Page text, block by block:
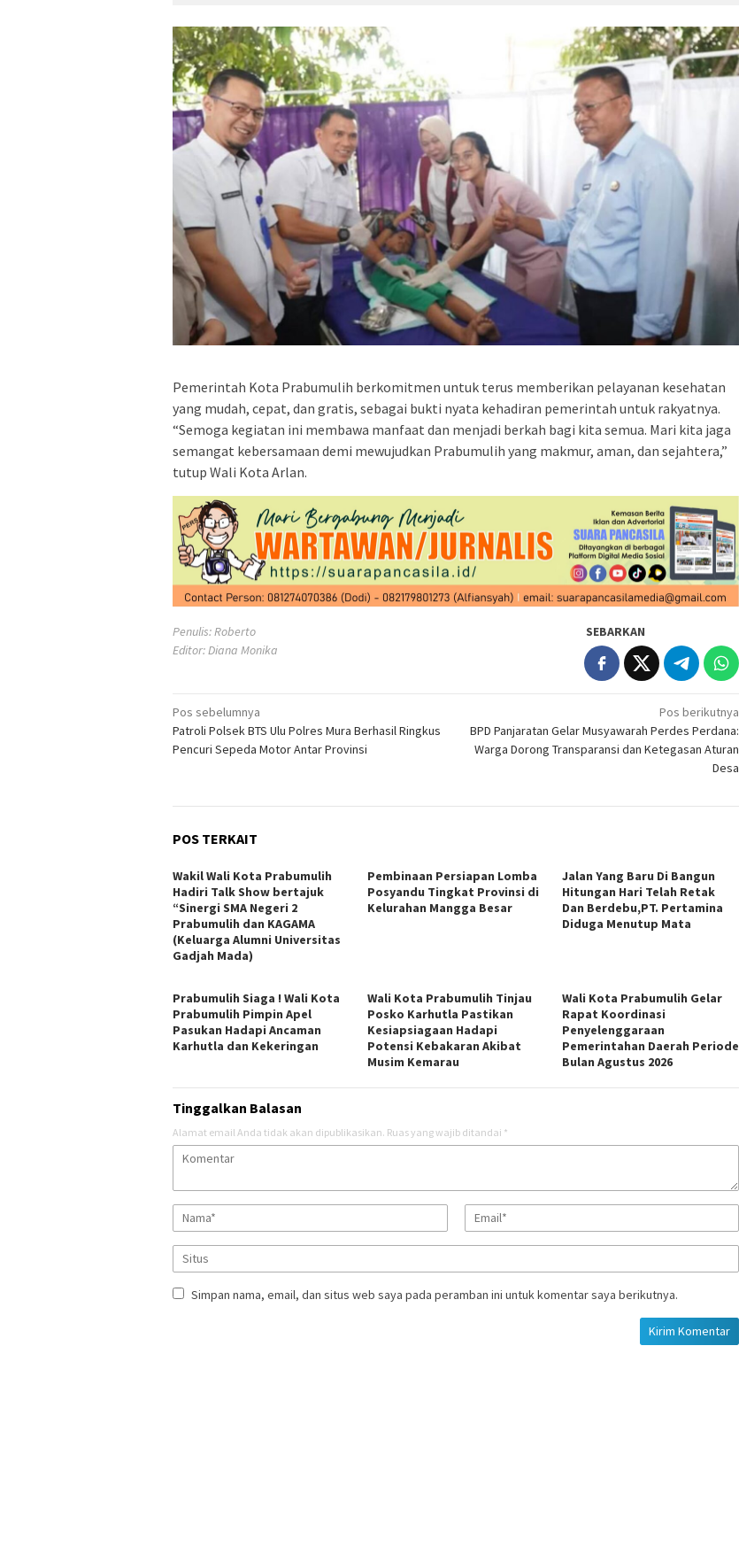
Pemerintah Kota Prabumulih berkomitmen untuk terus memberikan pelayanan kesehatan
yang mudah, cepat, dan gratis, sebagai bukti nyata kehadiran pemerintah untuk rakyatnya.
“Semoga kegiatan ini membawa manfaat dan menjadi berkah bagi kita semua. Mari kita jaga
semangat kebersamaan demi mewujudkan Prabumulih yang makmur, aman, dan sejahtera,”
tutup Wali Kota Arlan.
Penulis: Roberto
Editor: Diana Monika
SEBARKAN
Navigasi
pos
Pos sebelumnya
Patroli Polsek BTS Ulu Polres Mura Berhasil Ringkus
Pencuri Sepeda Motor Antar Provinsi
Pos berikutnya
BPD Panjaratan Gelar Musyawarah Perdes Perdana:
Warga Dorong Transparansi dan Ketegasan Aturan
Desa
POS TERKAIT
Wakil Wali Kota Prabumulih
Hadiri Talk Show bertajuk
“Sinergi SMA Negeri 2
Prabumulih dan KAGAMA
(Keluarga Alumni Universitas
Gadjah Mada)
Pembinaan Persiapan Lomba
Posyandu Tingkat Provinsi di
Kelurahan Mangga Besar
Jalan Yang Baru Di Bangun
Hitungan Hari Telah Retak
Dan Berdebu,PT. Pertamina
Diduga Menutup Mata
Prabumulih Siaga ! Wali Kota
Prabumulih Pimpin Apel
Pasukan Hadapi Ancaman
Karhutla dan Kekeringan
Wali Kota Prabumulih Tinjau
Posko Karhutla Pastikan
Kesiapsiagaan Hadapi
Potensi Kebakaran Akibat
Musim Kemarau
Wali Kota Prabumulih Gelar
Rapat Koordinasi
Penyelenggaraan
Pemerintahan Daerah Periode
Bulan Agustus 2026
Tinggalkan Balasan
Alamat email Anda tidak akan dipublikasikan. Ruas yang wajib ditandai *
Simpan nama, email, dan situs web saya pada peramban ini untuk komentar saya berikutnya.